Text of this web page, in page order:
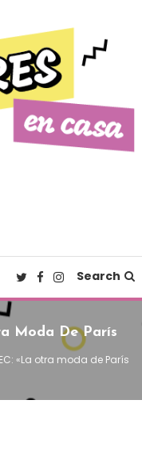
Search
Moda De París
«La otra moda de París